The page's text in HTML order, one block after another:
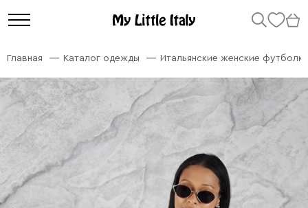
Главная Каталог одежды Итальянские женские футболки